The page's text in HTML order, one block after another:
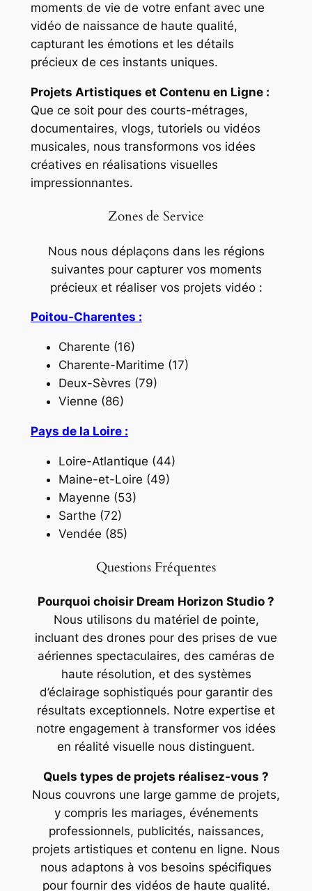
moments de vie de votre enfant avec une
vidéo de naissance de haute qualité,
capturant les émotions et les détails
précieux de ces instants uniques.
Projets Artistiques et Contenu en Ligne :
Que ce soit pour des courts-métrages,
documentaires, vlogs, tutoriels ou vidéos
musicales, nous transformons vos idées
créatives en réalisations visuelles
impressionnantes.
Zones de Service
Nous nous déplaçons dans les régions
suivantes pour capturer vos moments
précieux et réaliser vos projets vidéo :
Poitou-Charentes :
Charente (16)
Charente-Maritime (17)
Deux-Sèvres (79)
Vienne (86)
Pays de la Loire :
Loire-Atlantique (44)
Maine-et-Loire (49)
Mayenne (53)
Sarthe (72)
Vendée (85)
Questions Fréquentes
Pourquoi choisir Dream Horizon Studio ?
Nous utilisons du matériel de pointe,
incluant des drones pour des prises de vue
aériennes spectaculaires, des caméras de
haute résolution, et des systèmes
d’éclairage sophistiqués pour garantir des
résultats exceptionnels. Notre expertise et
notre engagement à transformer vos idées
en réalité visuelle nous distinguent.
Quels types de projets réalisez-vous ?
Nous couvrons une large gamme de projets,
y compris les mariages, événements
professionnels, publicités, naissances,
projets artistiques et contenu en ligne. Nous
nous adaptons à vos besoins spécifiques
pour fournir des vidéos de haute qualité.